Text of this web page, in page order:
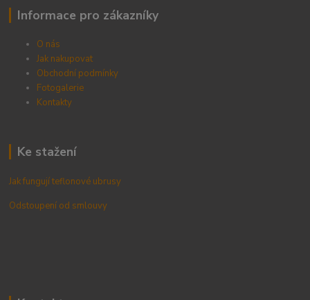
Informace pro zákazníky
O nás
Jak nakupovat
Obchodní podmínky
Fotogalerie
Kontakty
Ke stažení
Jak fungují teflonové ubrusy
Odstoupení od smlouvy